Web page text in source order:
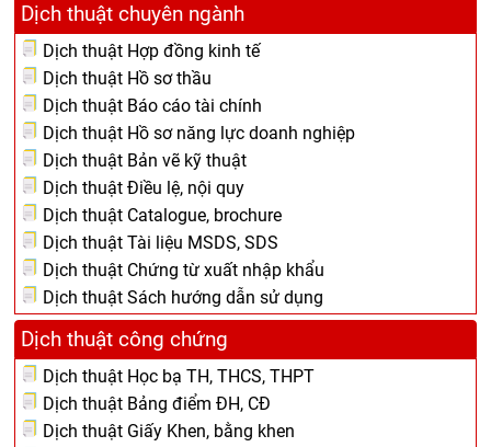
Dịch thuật chuyên ngành
Dịch thuật Hợp đồng kinh tế
Dịch thuật Hồ sơ thầu
Dịch thuật Báo cáo tài chính
Dịch thuật Hồ sơ năng lực doanh nghiệp
Dịch thuật Bản vẽ kỹ thuật
Dịch thuật Điều lệ, nội quy
Dịch thuật Catalogue, brochure
Dịch thuật Tài liệu MSDS, SDS
Dịch thuật Chứng từ xuất nhập khẩu
Dịch thuật Sách hướng dẫn sử dụng
Dịch thuật công chứng
Dịch thuật Học bạ TH, THCS, THPT
Dịch thuật Bảng điểm ĐH, CĐ
Dịch thuật Giấy Khen, bằng khen